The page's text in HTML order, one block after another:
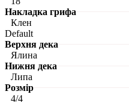
Накладка грифа
Клен
Default
Верхня дека
Ялина
Нижня дека
Липа
Розмір
4/4